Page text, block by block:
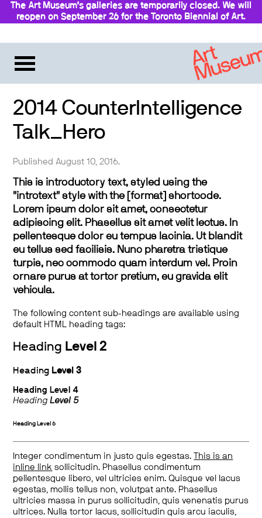
The Art Museum’s galleries are temporarily closed. We will
reopen on September 26 for the Toronto Biennial of Art.
2014 CounterIntelligence
Talk_Hero
Published August 10, 2016.
This is introductory text, styled using the
"introtext" style with the [format] shortcode.
Lorem ipsum dolor sit amet, consectetur
adipiscing elit. Phasellus sit amet velit lectus. In
pellentesque dolor eu tempus lacinia. Ut blandit
eu tellus sed facilisis. Nunc pharetra tristique
turpis, nec commodo quam interdum vel. Proin
ornare purus at tortor pretium, eu gravida elit
vehicula.
The following content sub-headings are available using
default HTML heading tags:
Heading Level 2
Heading Level 3
Heading Level 4
HeadingLevel 5
Heading Level 6
Integer condimentum in justo quis egestas.
This is an
inline link sollicitudin. Phasellus condimentum
pellentesque libero, vel ultricies enim. Quisque vel lacus
egestas, mollis tellus non, volutpat ante. Phasellus
ultricies massa in purus sollicitudin, quis venenatis purus
ultrices. Nulla tortor lacus, sollicitudin quis arcu iaculis,